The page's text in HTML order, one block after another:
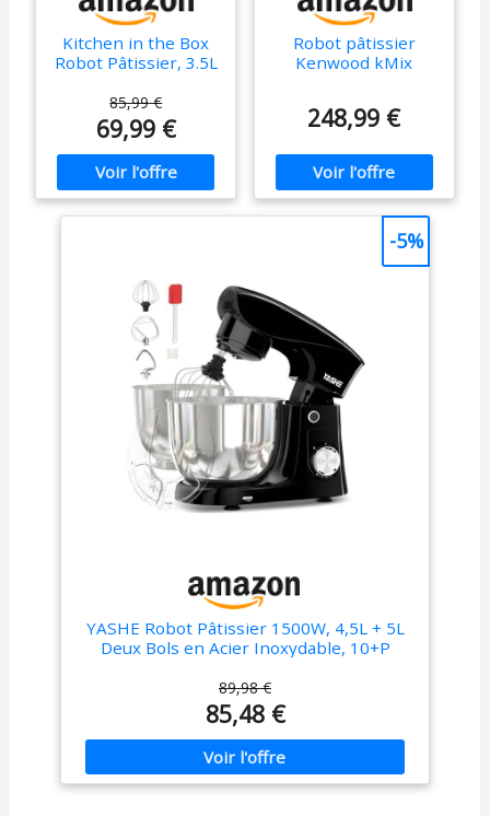
Kitchen in the Box
Robot Pâtissier, 3.5L
Compact et Léger,
10 Vitesses avec
Fonction Pulse,
Finition Mate, Fouet,
Crochet Pétrisseur
et Batteur, Noir
85,99 €
69,99 €
Robot pâtissier
Kenwood kMix
accessoires - noir
248,99 €
YASHE Robot Pâtissier 1500W, 4,5L + 5L
Deux Bols en Acier Inoxydable, 10+P
Batteur & Fouet, Robot Pétrin
Professionnel
89,98 €
85,48 €
-5%